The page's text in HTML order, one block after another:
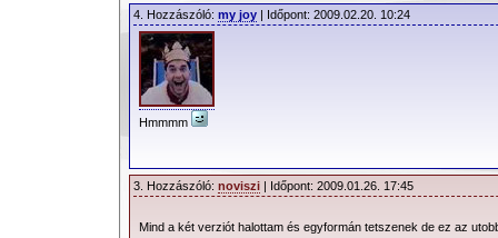
4. Hozzászóló: my joy | Időpont: 2009.02.20. 10:24
Hmmmm
3. Hozzászóló: noviszi | Időpont: 2009.01.26. 17:45
Mind a két verziót halottam és egyformán tetszenek de ez az